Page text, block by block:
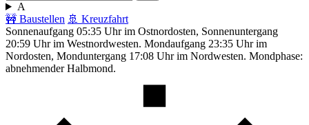
A
🚧 Baustellen 🚢 Kreuzfahrt
Sonnenaufgang 05:35 Uhr im Ostnordosten, Sonnenuntergang
20:59 Uhr im Westnordwesten. Mondaufgang 23:35 Uhr im
Nordosten, Monduntergang 17:08 Uhr im Nordwesten. Mondphase:
abnehmender Halbmond.